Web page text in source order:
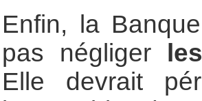
Enfin, la
pas négliger
Elle devrait